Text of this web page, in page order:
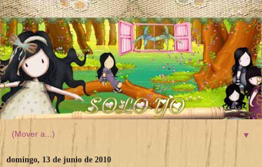
▼
domingo, 13 de junio de 2010